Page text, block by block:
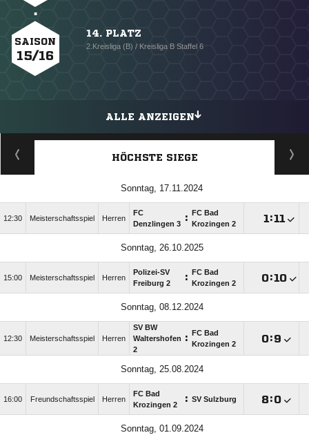
SAISON
15/16
14. PLATZ
2.Kreisliga (B) / Kreisliga B Staffel 6
ALLE ANZEIGEN
HÖCHSTE SIEGE
Sonntag, 17.11.2024
12:30 Meisterschaftsspiel Herren
FC
Denzlingen 3 :
FC Bad
Krozingen 2
:
Sonntag, 26.10.2025
15:00 Meisterschaftsspiel Herren
Polizei-SV
Freiburg 2
:
FC Bad
Krozingen 2
:
Sonntag, 08.12.2024
12:30 Meisterschaftsspiel Herren
SV BW
Waltershofen
2
:
FC Bad
Krozingen 2
:
Sonntag, 25.08.2024
16:00 Freundschaftsspiel Herren
FC Bad
Krozingen 2
: SV Sulzburg :
Sonntag, 01.09.2024